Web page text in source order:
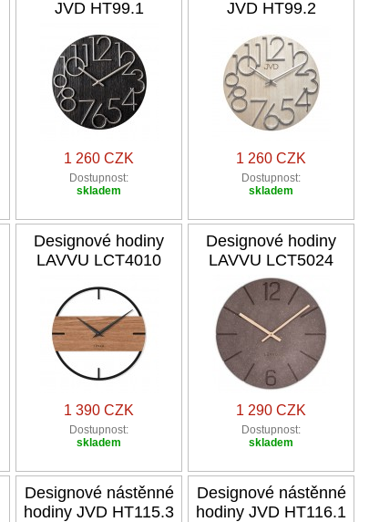
JVD HT99.1
1 260 CZK
Dostupnost:
skladem
JVD HT99.2
1 260 CZK
Dostupnost:
skladem
Designové hodiny
LAVVU LCT4010
1 390 CZK
Dostupnost:
skladem
Designové hodiny
LAVVU LCT5024
1 290 CZK
Dostupnost:
skladem
Designové nástěnné
hodiny JVD HT115.3
Designové nástěnné
hodiny JVD HT116.1